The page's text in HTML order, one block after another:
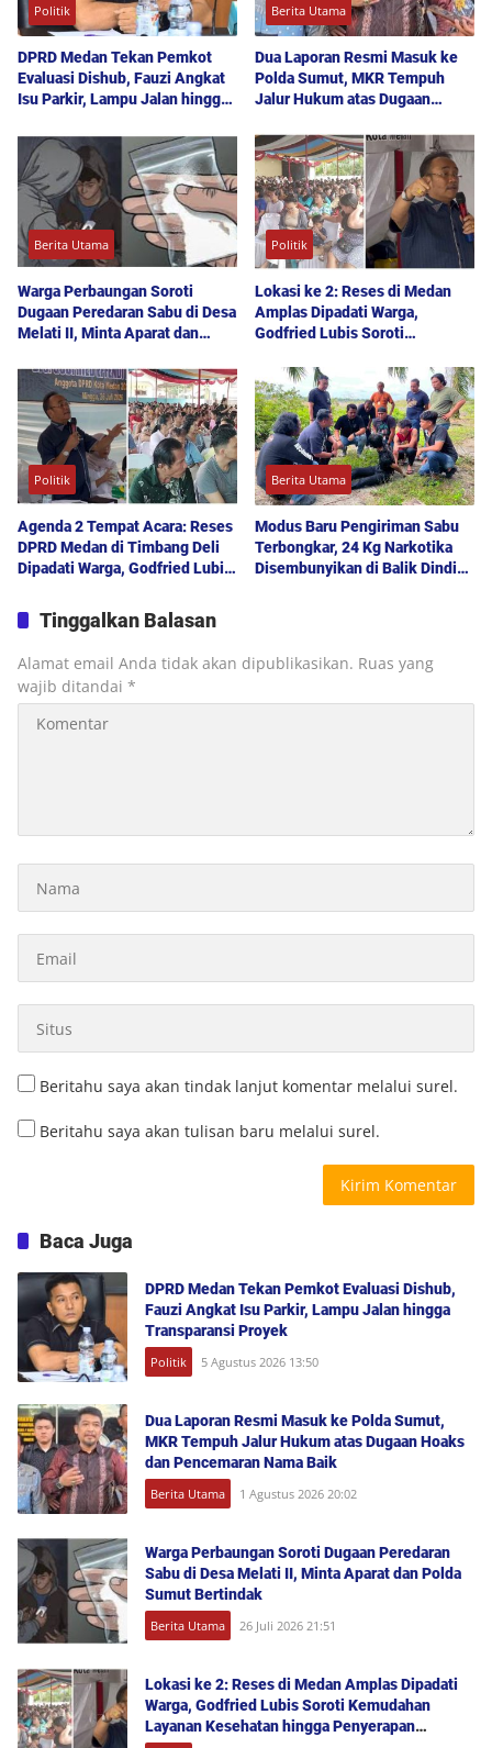
Politik
DPRD Medan Tekan Pemkot
Evaluasi Dishub, Fauzi Angkat
Isu Parkir, Lampu Jalan hingga
Berita Utama
Dua Laporan Resmi Masuk ke
Polda Sumut, MKR Tempuh
Jalur Hukum atas Dugaan
Baik
Berita Utama
Warga Perbaungan Soroti
Dugaan Peredaran Sabu di Desa
Melati II, Minta Aparat dan
Politik
Lokasi ke 2: Reses di Medan
Amplas Dipadati Warga,
Godfried Lubis Soroti
hingga Penyerapan Aspirasi
Publik
Politik
Agenda 2 Tempat Acara: Reses
DPRD Medan di Timbang Deli
Dipadati Warga, Godfried Lubis
hingga Layanan UHC
Berita Utama
Modus Baru Pengiriman Sabu
Terbongkar, 24 Kg Narkotika
Disembunyikan di Balik Dinding
Tinggalkan Balasan
Alamat email Anda tidak akan dipublikasikan. Ruas yang
wajib ditandai *
Beritahu saya akan tindak lanjut komentar melalui surel.
Beritahu saya akan tulisan baru melalui surel.
Baca Juga
DPRD Medan Tekan Pemkot Evaluasi Dishub,
Fauzi Angkat Isu Parkir, Lampu Jalan hingga
Transparansi Proyek
Politik 5 Agustus 2026 13:50
Dua Laporan Resmi Masuk ke Polda Sumut,
MKR Tempuh Jalur Hukum atas Dugaan Hoaks
dan Pencemaran Nama Baik
Berita Utama 1 Agustus 2026 20:02
Warga Perbaungan Soroti Dugaan Peredaran
Sabu di Desa Melati II, Minta Aparat dan Polda
Sumut Bertindak
Berita Utama 26 Juli 2026 21:51
Lokasi ke 2: Reses di Medan Amplas Dipadati
Warga, Godfried Lubis Soroti Kemudahan
Layanan Kesehatan hingga Penyerapan